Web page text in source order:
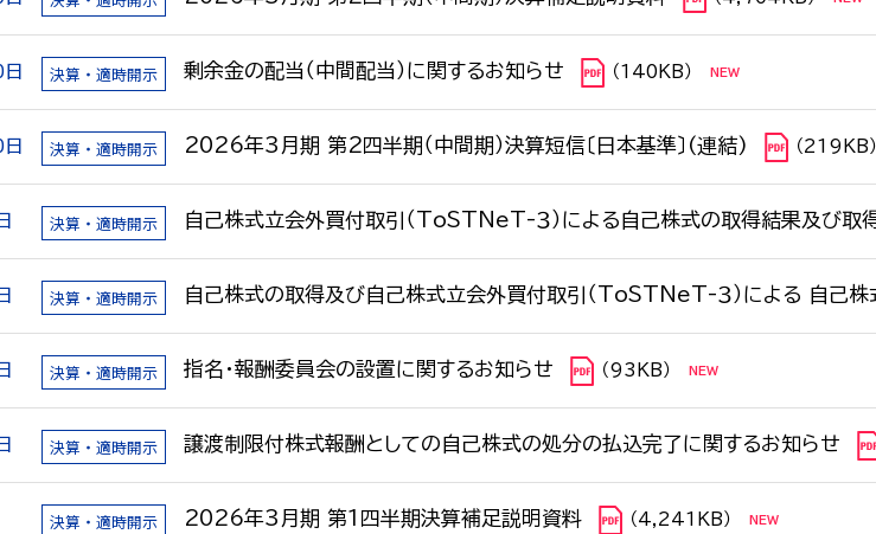
決算・適時開示 剰余金の配当（中間配当）に関するお知らせ （140KB）
決算・適時開示 2026年3月期 第2四半期（中間期）決算短信〔日本基準〕(連結) （219KB）
決算・適時開示 自己株式立会外買付取引（ToSTNeT-３）による自己株式の取得結果及び取
決算・適時開示 自己株式の取得及び自己株式立会外買付取引（ToSTNeT-３）による 自己株
決算・適時開示 指名・報酬委員会の設置に関するお知らせ （93KB）
決算・適時開示 譲渡制限付株式報酬としての自己株式の処分の払込完了に関するお知らせ
決算・適時開示 2026年3月期 第1四半期決算補足説明資料 （4,241KB）